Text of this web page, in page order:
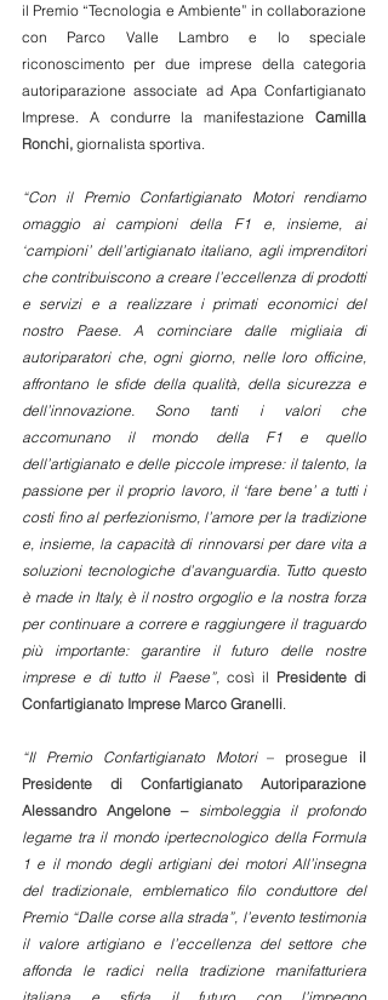
il Premio “Tecnologia e Ambiente” in collaborazione
con Parco Valle Lambro e lo speciale
riconoscimento per due imprese della categoria
autoriparazione associate ad Apa Confartigianato
Imprese. A condurre la manifestazione Camilla
Ronchi, giornalista sportiva.
“Con il Premio Confartigianato Motori rendiamo
omaggio ai campioni della F1 e, insieme, ai
‘campioni’ dell’artigianato italiano, agli imprenditori
che contribuiscono a creare l’eccellenza di prodotti
e servizi e a realizzare i primati economici del
nostro Paese. A cominciare dalle migliaia di
autoriparatori che, ogni giorno, nelle loro officine,
affrontano le sfide della qualità, della sicurezza e
dell’innovazione. Sono tanti i valori che
accomunano il mondo della F1 e quello
dell’artigianato e delle piccole imprese: il talento, la
passione per il proprio lavoro, il ‘fare bene’ a tutti i
costi fino al perfezionismo, l’amore per la tradizione
e, insieme, la capacità di rinnovarsi per dare vita a
soluzioni tecnologiche d’avanguardia. Tutto questo
è made in Italy, è il nostro orgoglio e la nostra forza
per continuare a correre e raggiungere il traguardo
più importante: garantire il futuro delle nostre
imprese e di tutto il Paese”, così il Presidente di
Confartigianato Imprese Marco Granelli.
“Il Premio Confartigianato Motori – prosegue il
Presidente di Confartigianato Autoriparazione
Alessandro Angelone – simboleggia il profondo
legame tra il mondo ipertecnologico della Formula
1 e il mondo degli artigiani dei motori All’insegna
del tradizionale, emblematico filo conduttore del
Premio “Dalle corse alla strada”, l’evento testimonia
il valore artigiano e l’eccellenza del settore che
affonda le radici nella tradizione manifatturiera